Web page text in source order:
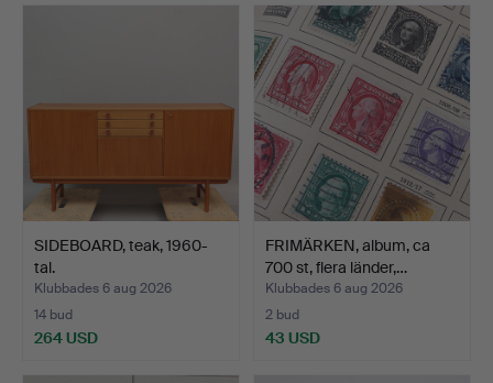
SIDEBOARD, teak, 1960-
tal.
Klubbades 6 aug 2026
14 bud
264 USD
FRIMÄRKEN, album, ca
700 st, flera länder,…
Klubbades 6 aug 2026
2 bud
43 USD